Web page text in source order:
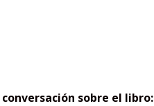
sobre el libro: